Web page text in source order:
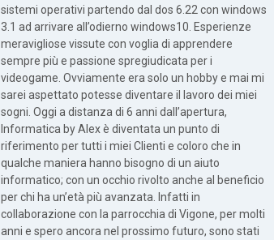
sistemi operativi partendo dal dos 6.22 con windows
3.1 ad arrivare all’odierno windows10. Esperienze
meravigliose vissute con voglia di apprendere
sempre più e passione spregiudicata per i
videogame. Ovviamente era solo un hobby e mai mi
sarei aspettato potesse diventare il lavoro dei miei
sogni. Oggi a distanza di 6 anni dall’apertura,
Informatica by Alex è diventata un punto di
riferimento per tutti i miei Clienti e coloro che in
qualche maniera hanno bisogno di un aiuto
informatico; con un occhio rivolto anche al beneficio
per chi ha un’età più avanzata. Infatti in
collaborazione con la parrocchia di Vigone, per molti
anni e spero ancora nel prossimo futuro, sono stati